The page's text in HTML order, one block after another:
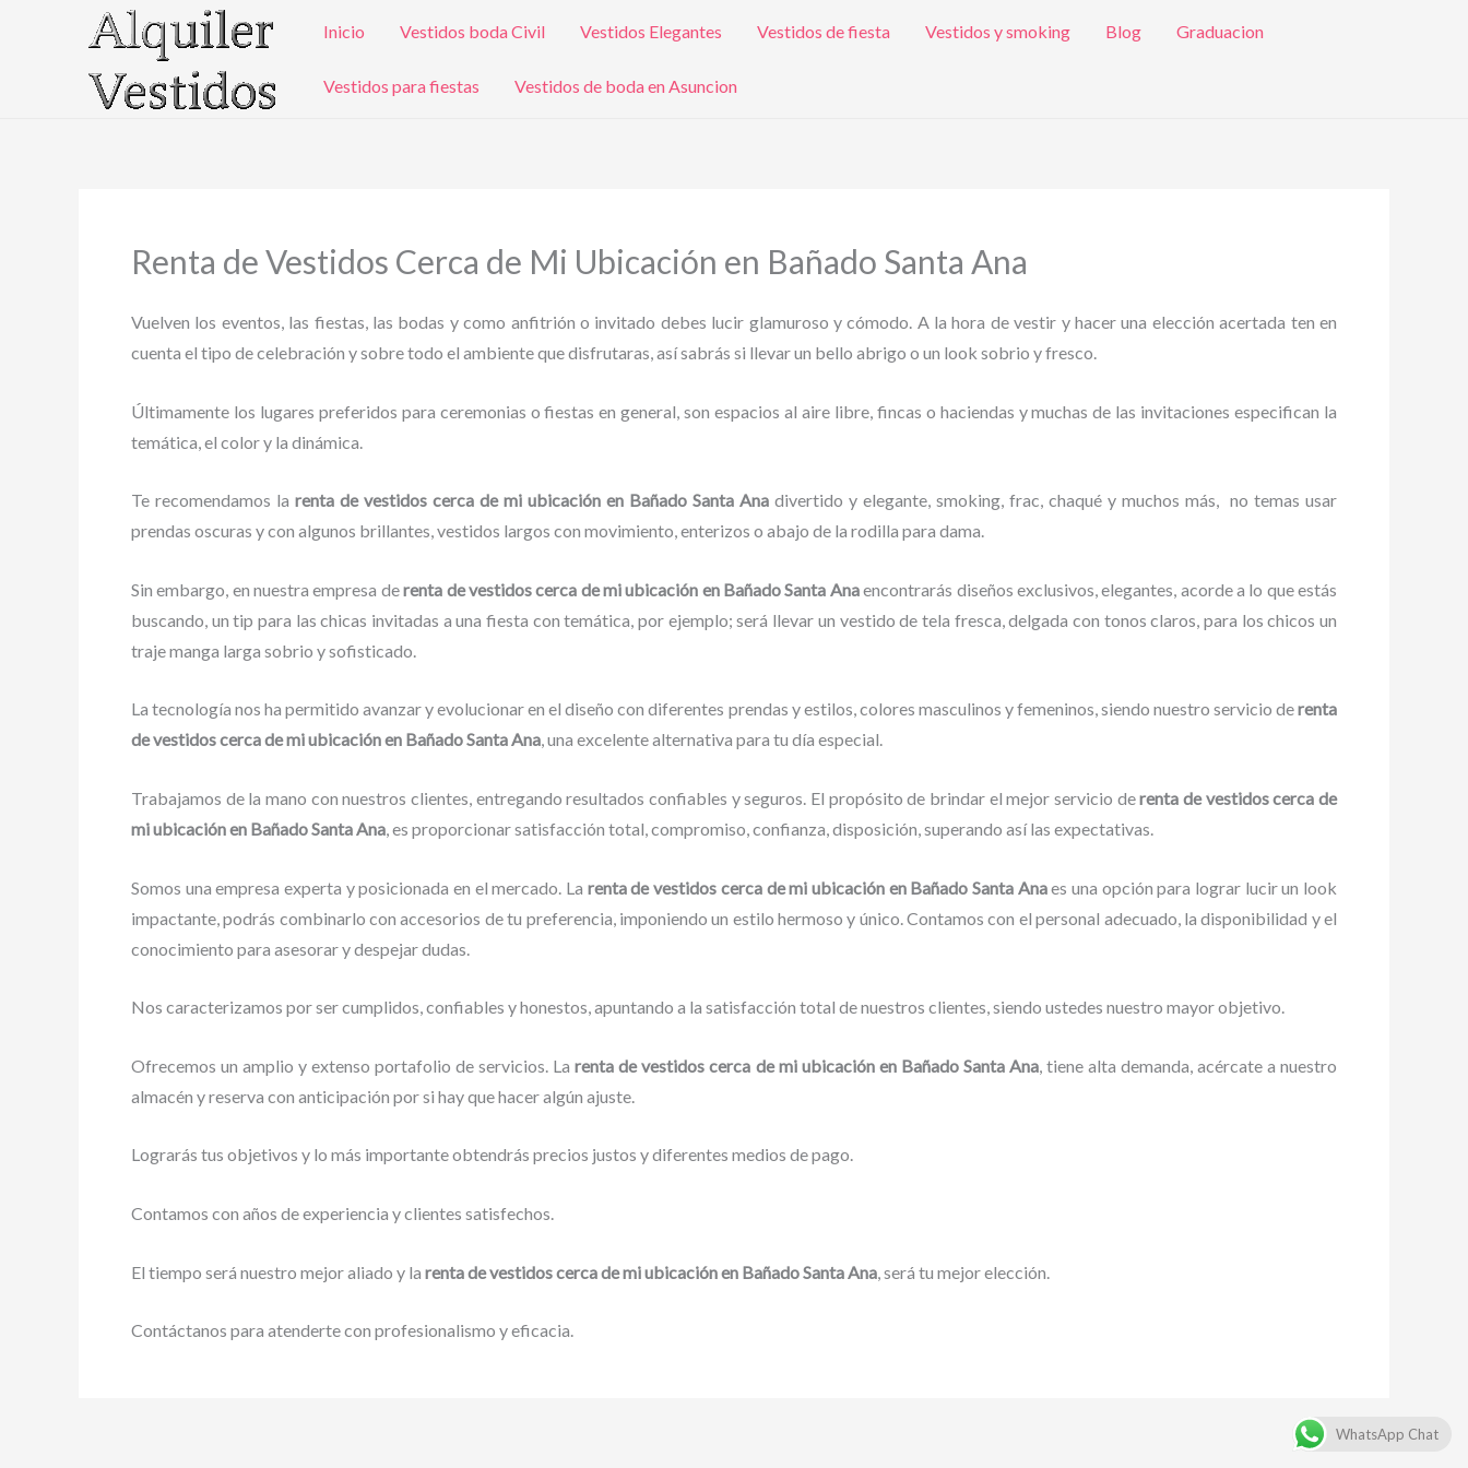
Inicio Vestidos boda Civil Vestidos Elegantes Vestidos de fiesta Vestidos y smoking Blog Graduacion
Vestidos para fiestas Vestidos de boda en Asuncion
Renta de Vestidos Cerca de Mi Ubicación en Bañado Santa Ana
Vuelven los eventos, las fiestas, las bodas y como anfitrión o invitado debes lucir glamuroso y cómodo. A la hora de vestir y hacer una elección acertada ten en
cuenta el tipo de celebración y sobre todo el ambiente que disfrutaras, así sabrás si llevar un bello abrigo o un look sobrio y fresco.
Últimamente los lugares preferidos para ceremonias o fiestas en general, son espacios al aire libre, fincas o haciendas y muchas de las invitaciones especifican la
temática, el color y la dinámica.
Te recomendamos la renta de vestidos cerca de mi ubicación en Bañado Santa Ana divertido y elegante, smoking, frac, chaqué y muchos más, no temas usar
prendas oscuras y con algunos brillantes, vestidos largos con movimiento, enterizos o abajo de la rodilla para dama.
Sin embargo, en nuestra empresa derenta de vestidos cerca de mi ubicación en Bañado Santa Anaencontrarás diseños exclusivos, elegantes, acorde a lo que estás
buscando, un tip para las chicas invitadas a una fiesta con temática, por ejemplo; será llevar un vestido de tela fresca, delgada con tonos claros, para los chicos un
traje manga larga sobrio y sofisticado.
La tecnología nos ha permitido avanzar y evolucionar en el diseño con diferentes prendas y estilos, colores masculinos y femeninos, siendo nuestro servicio derenta
de vestidos cerca de mi ubicaciónen Bañado Santa Ana, una excelente alternativa para tu día especial.
Trabajamos de la mano con nuestros clientes, entregando resultados confiables y seguros. El propósito de brindar el mejor servicio derenta de vestidos cerca de
mi ubicaciónen Bañado Santa Ana, es proporcionar satisfacción total, compromiso, confianza, disposición, superando así las expectativas.
Somos una empresa experta y posicionada en el mercado. La renta de vestidos cerca de mi ubicaciónen Bañado Santa Anaes una opción para lograr lucir un look
impactante, podrás combinarlo con accesorios de tu preferencia, imponiendo un estilo hermoso y único. Contamos con el personal adecuado, la disponibilidad y el
conocimiento para asesorar y despejar dudas.
Nos caracterizamos por ser cumplidos, confiables y honestos, apuntando a la satisfacción total de nuestros clientes, siendo ustedes nuestro mayor objetivo.
Ofrecemos un amplio y extenso portafolio de servicios. Larenta de vestidos cerca de mi ubicaciónen Bañado Santa Ana, tiene alta demanda, acércate a nuestro
almacén y reserva con anticipación por si hay que hacer algún ajuste.
Lograrás tus objetivos y lo más importante obtendrás precios justos y diferentes medios de pago.
Contamos con años de experiencia y clientes satisfechos.
El tiempo será nuestro mejor aliado y la renta de vestidos cerca de mi ubicaciónen Bañado Santa Ana , será tu mejor elección.
Contáctanos para atenderte con profesionalismo y eficacia.
WhatsApp Chat